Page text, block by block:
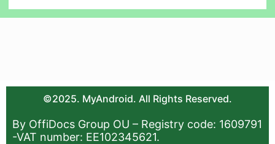
©2025. MyAndroid. All Rights Reserved.
By OffiDocs Group OU – Registry code: 1609791
-VAT number: EE102345621.